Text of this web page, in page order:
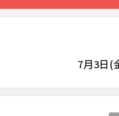
7月3日(